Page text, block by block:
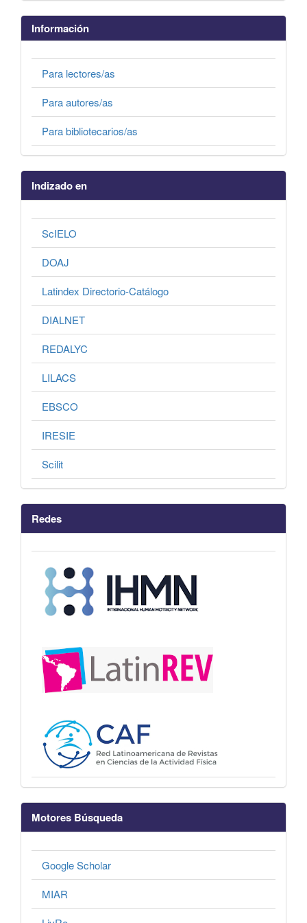
Información
Para lectores/as
Para autores/as
Para bibliotecarios/as
Indizado en
ScIELO
DOAJ
Latindex Directorio-Catálogo
DIALNET
REDALYC
LILACS
EBSCO
IRESIE
Scilit
Redes
Motores Búsqueda
Google Scholar
MIAR